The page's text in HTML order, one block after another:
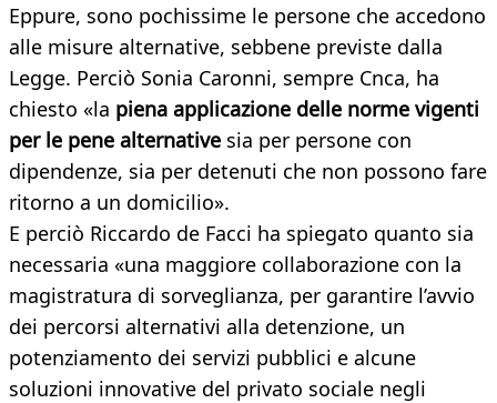
Eppure, sono pochissime le persone che accedono
alle misure alternative, sebbene previste dalla
Legge. Perciò Sonia Caronni, sempre Cnca, ha
chiesto «la piena applicazione delle norme vigenti
per le pene alternative sia per persone con
dipendenze, sia per detenuti che non possono fare
ritorno a un domicilio».
E perciò Riccardo de Facci ha spiegato quanto sia
necessaria «una maggiore collaborazione con la
magistratura di sorveglianza, per garantire l’avvio
dei percorsi alternativi alla detenzione, un
potenziamento dei servizi pubblici e alcune
soluzioni innovative del privato sociale negli